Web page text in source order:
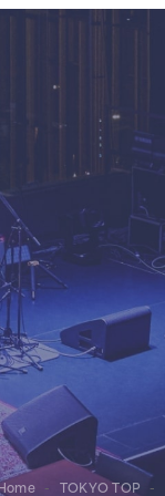
- TOKYO TOP -